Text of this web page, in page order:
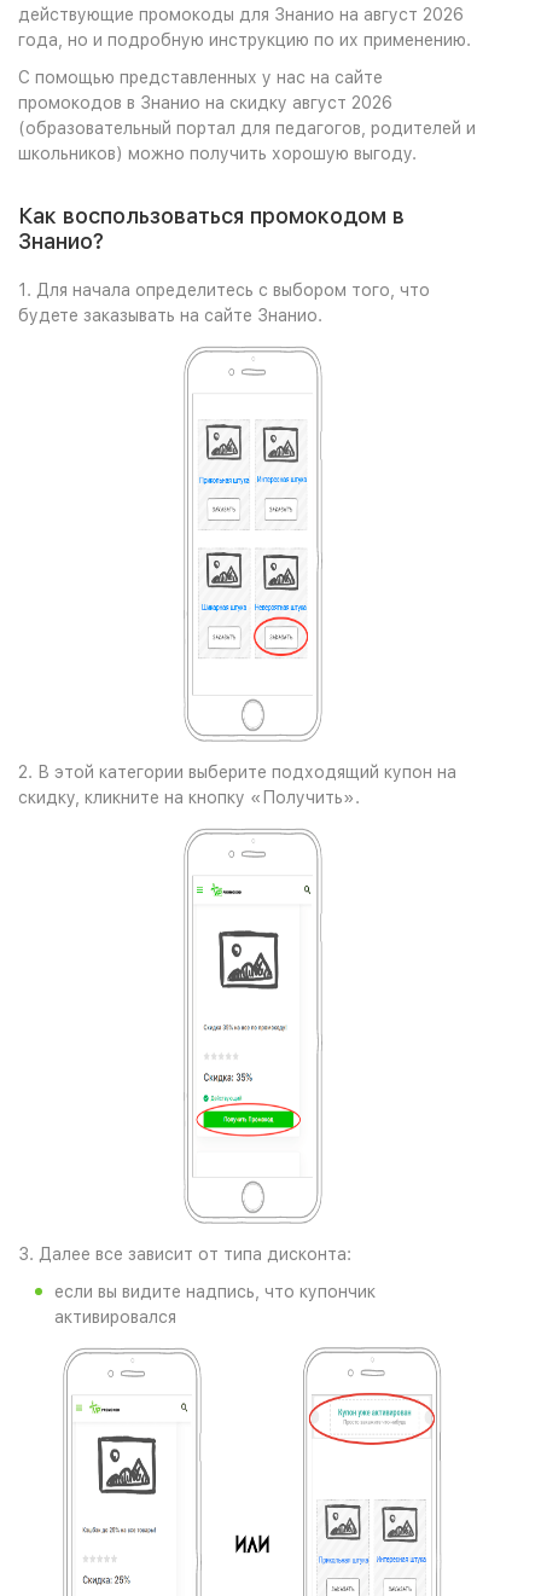
действующие промокоды для Знанио на август 2026
года, но и подробную инструкцию по их применению.
С помощью представленных у нас на сайте
промокодов в Знанио на скидку август 2026
(образовательный портал для педагогов, родителей и
школьников) можно получить хорошую выгоду.
Как воспользоваться промокодом в
Знанио?
1. Для начала определитесь с выбором того, что
будете заказывать на сайте Знанио.
2. В этой категории выберите подходящий купон на
скидку, кликните на кнопку «Получить».
3. Далее все зависит от типа дисконта:
если вы видите надпись, что купончик
активировался